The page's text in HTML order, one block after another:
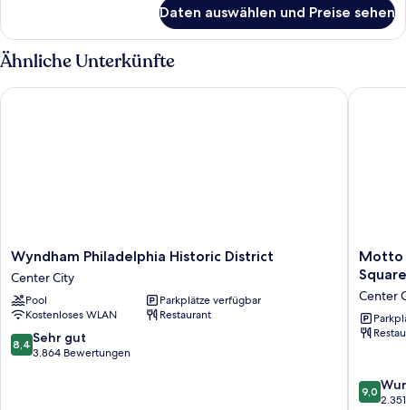
2 Schlafzimmer,
2
Bäder
Daten auswählen und Preise sehen
Ähnliche Unterkünfte
Wyndham
Philadelphia
Historic
District
Center
City
Wyndham Philadelphia Historic District
Center City
Pool
Parkplätze verfügbar
Kostenloses WLAN
Restaurant
8.4
von
8,4 Sehr gut
3.864 Bewertungen
Wyndham Philadelphia Historic District
Motto
by
Hilton
Square
Motto
Square
Center
9.0
von
9,0
Motto